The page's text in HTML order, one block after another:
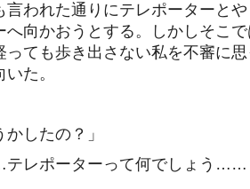
われた通りにテレポーターと
へ向かおうとする。しかしそこ
っても歩き出さない私を不審に
いた。
かしたの？」
テレポーターって何でしょう……